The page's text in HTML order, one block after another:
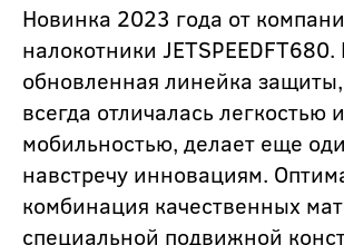
Новинка 2023 года от
налокотники
обновленная линейка защиты,
всегда отличалась легкостью и
мобильностью, делает еще
навстречу инновациям.
комбинация качественных
специальной подвижной